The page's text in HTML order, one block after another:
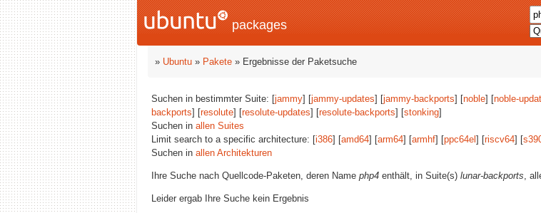
packages
» Ubuntu » Pakete » Ergebnisse der Paketsuche
Suchen in bestimmter Suite: [jammy] [jammy-updates] [jammy-backports] [noble] [noble-
backports] [resolute] [resolute-updates] [resolute-backports] [stonking]
Suchen in allen Suites
Limit search to a specific architecture: [i386] [amd64] [arm64] [armhf] [ppc64el ] [riscv64] [
Suchen in allen Architekturen
Ihre Suche nach Quellcode-Paketen, deren Name php4 enthält, in Suite(s) lunar-backports,
Leider ergab Ihre Suche kein Ergebnis